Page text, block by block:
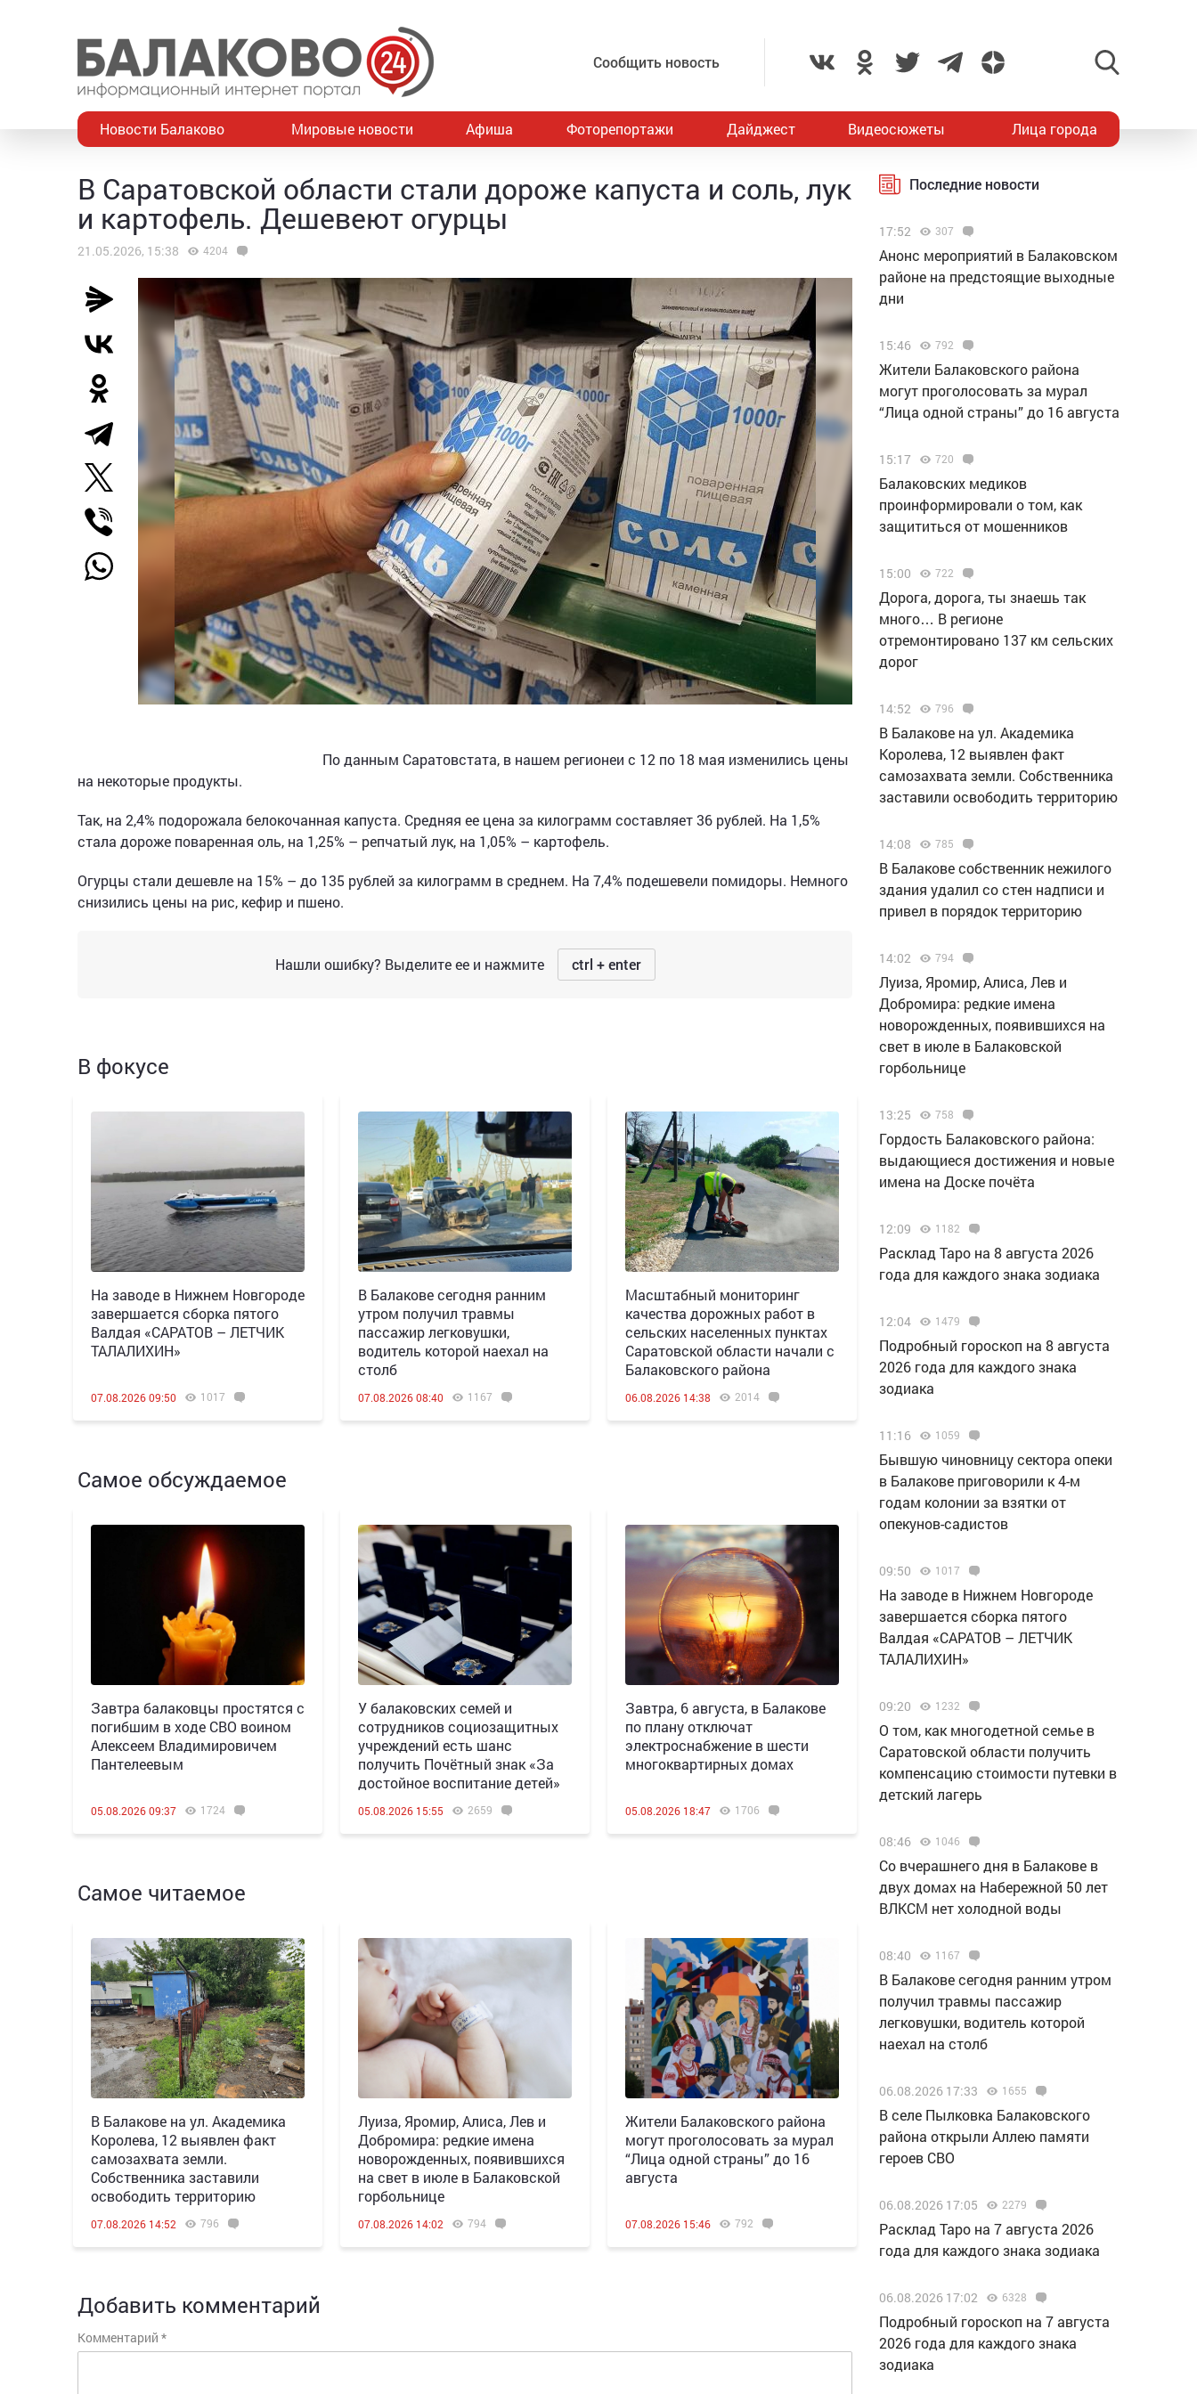
Сообщить новость
Новости Балаково Мировые новости Афиша Фоторепортажи Дайджест Видеосюжеты Лица города
В Саратовской области стали дороже капуста и соль, лук
и картофель. Дешевеют огурцы
21.05.2026, 15:38 4204
По данным Саратовстата, в нашем регионеи с 12 по 18 мая изменились цены
на некоторые продукты.
Так, на 2,4% подорожала белокочанная капуста. Средняя ее цена за килограмм составляет 36 рублей. На 1,5%
стала дороже поваренная оль, на 1,25% – репчатый лук, на 1,05% – картофель.
Огурцы стали дешевле на 15% – до 135 рублей за килограмм в среднем. На 7,4% подешевели помидоры. Немного
снизились цены на рис, кефир и пшено.
Нашли ошибку? Выделите ее и нажмите ctrl + enter
В фокусе
Н️а заводе в Нижнем Новгороде
завершается сборка пятого
Валдая «САРАТОВ – ЛЕТЧИК
ТАЛАЛИХИН»
07.08.2026 09:50 1017
В Балакове сегодня ранним
утром получил травмы
пассажир легковушки,
водитель которой наехал на
столб
07.08.2026 08:40 1167
Масштабный мониторинг
качества дорожных работ в
сельских населенных пунктах
Саратовской области начали с
Балаковского района
06.08.2026 14:38 2014
Самое обсуждаемое
Завтра балаковцы простятся с
погибшим в ходе СВО воином
Алексеем Владимировичем
Пантелеевым
05.08.2026 09:37 1724
У балаковских семей и
сотрудников социозащитных
учреждений есть шанс
получить Почётный знак «За
достойное воспитание детей»
05.08.2026 15:55 2659
Завтра, 6 августа, в Балакове
по плану отключат
электроснабжение в шести
многоквартирных домах
05.08.2026 18:47 1706
Самое читаемое
В Балакове на ул. Академика
Королева, 12 выявлен факт
самозахвата земли.
Собственника заставили
освободить территорию
07.08.2026 14:52 796
Луиза, Яромир, Алиса, Лев и
Добромира: редкие имена
новорожденных, появившихся
на свет в июле в Балаковской
горбольнице
07.08.2026 14:02 794
Жители Балаковского района
могут проголосовать за мурал
“Лица одной страны” до 16
августа
07.08.2026 15:46 792
Добавить комментарий
Комментарий *
Последние новости
17:52 307
Анонс мероприятий в Балаковском
районе на предстоящие выходные
дни
15:46 792
Жители Балаковского района
могут проголосовать за мурал
“Лица одной страны” до 16 августа
15:17 720
Балаковских медиков
проинформировали о том, как
защититься от мошенников
15:00 722
Дорога, дорога, ты знаешь так
много… В регионе
отремонтировано 137 км сельских
дорог
14:52 796
В Балакове на ул. Академика
Королева, 12 выявлен факт
самозахвата земли. Собственника
заставили освободить территорию
14:08 785
В Балакове собственник нежилого
здания удалил со стен надписи и
привел в порядок территорию
14:02 794
Луиза, Яромир, Алиса, Лев и
Добромира: редкие имена
новорожденных, появившихся на
свет в июле в Балаковской
горбольнице
13:25 758
Гордость Балаковского района:
выдающиеся достижения и новые
имена на Доске почёта
12:09 1182
Расклад Таро на 8 августа 2026
года для каждого знака зодиака
12:04 1479
Подробный гороскоп на 8 августа
2026 года для каждого знака
зодиака
11:16 1059
Бывшую чиновницу сектора опеки
в Балакове приговорили к 4-м
годам колонии за взятки от
опекунов-садистов
09:50 1017
Н️а заводе в Нижнем Новгороде
завершается сборка пятого
Валдая «САРАТОВ – ЛЕТЧИК
ТАЛАЛИХИН»
09:20 1232
О том, как многодетной семье в
Саратовской области получить
компенсацию стоимости путевки в
детский лагерь
08:46 1046
Со вчерашнего дня в Балакове в
двух домах на Набережной 50 лет
ВЛКСМ нет холодной воды
08:40 1167
В Балакове сегодня ранним утром
получил травмы пассажир
легковушки, водитель которой
наехал на столб
06.08.2026 17:33 1655
В селе Пылковка Балаковского
района открыли Аллею памяти
героев СВО
06.08.2026 17:05 2279
Расклад Таро на 7 августа 2026
года для каждого знака зодиака
06.08.2026 17:02 6328
Подробный гороскоп на 7 августа
2026 года для каждого знака
зодиака